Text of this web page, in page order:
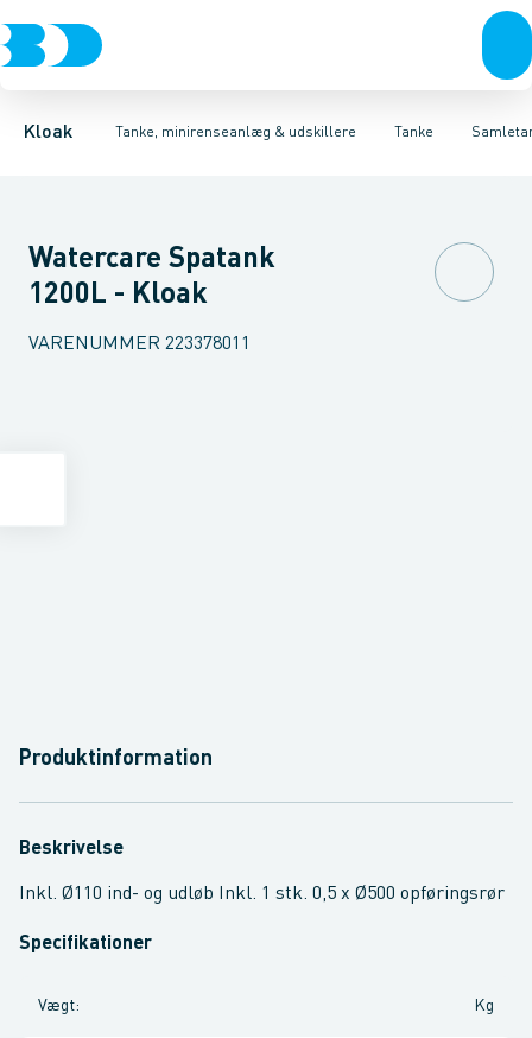
Kloak Tanke, minirenseanlæg & udskillere
Rør & fittingsBrøndeBrøndgodsLinjeafvandingTanke,
Tanke
Udskillere Tanke Tilbehør til tankeMini renseanlæg
Bundfældnings tanke, tryknedsivningBundfældnings tanke,
Watercare Spatank
1200L - Kloak
VARENUMMER 223378011
Produktinformation
Beskrivelse
Inkl. Ø110 ind- og udløb Inkl. 1 stk. 0,5 x Ø500 opføringsrør
Specifikationer
Vægt: Kg